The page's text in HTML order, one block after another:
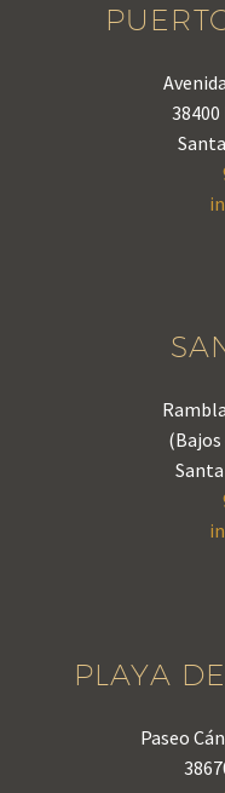
PLAYA
Paseo